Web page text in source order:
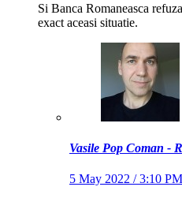
Si Banca Romaneasca
exact aceasi situatie.
Vasile Pop Coman -
5 May 2022 / 3:10 PM